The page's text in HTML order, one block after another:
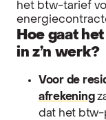
het btw-tarief
Hoe gaat
in z’n werk?
Voor de
afrekening
dat het